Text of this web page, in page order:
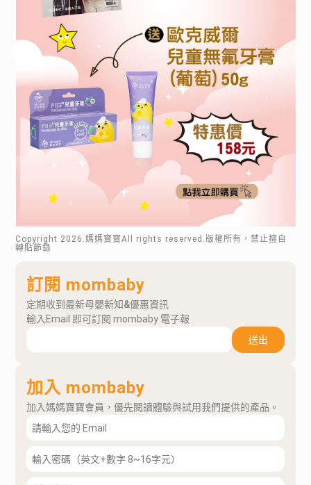
Copyright 2026 .媽媽寶寶All rights reserved.版權所有，禁止擅自
轉貼節錄
訂閱 mombaby
定期收到最新母嬰新知&優惠資訊
輸入Email 即可訂閱 mombaby 電子報
送出
加入 mombaby
加入媽媽寶寶會員，優先閱讀體驗與試用我們提供的產品。